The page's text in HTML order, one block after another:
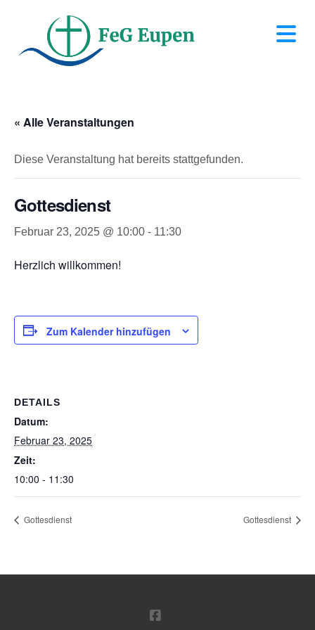
« Alle Veranstaltungen
Diese Veranstaltung hat bereits stattgefunden.
Gottesdienst
Februar 23, 2025 @ 10:00 - 11:30
Herzlich willkommen!
Zum Kalender hinzufügen
DETAILS
Datum:
Februar 23, 2025
Zeit:
10:00 - 11:30
Gottesdienst Gottesdienst